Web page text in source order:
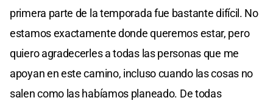
primera parte de la temporada fue bastante difícil. No
estamos exactamente donde queremos estar, pero
quiero agradecerles a todas las personas que me
apoyan en este camino, incluso cuando las cosas no
salen como las habíamos planeado. De todas